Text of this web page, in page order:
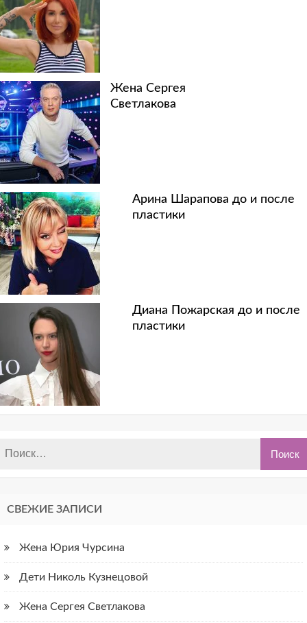
Жена Сергея
Светлакова
Арина Шарапова до и после
пластики
Диана Пожарская до и после
пластики
СВЕЖИЕ ЗАПИСИ
Жена Юрия Чурсина
Дети Николь Кузнецовой
Жена Сергея Светлакова